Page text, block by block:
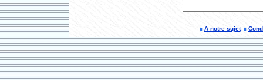
A notre sujet